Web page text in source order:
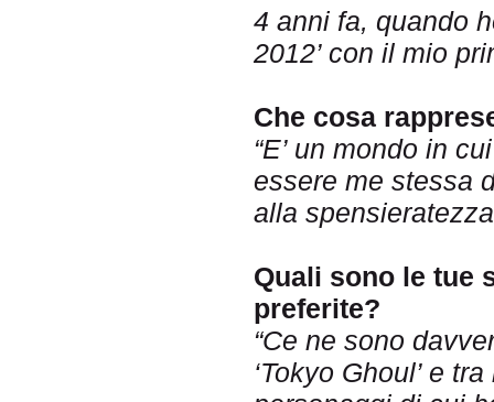
4 anni fa, quando
2012’ con il mio
Che cosa
“E’ un mondo in
essere me stessa
alla
Quali sono le tue
preferite?
“Ce ne sono
‘Tokyo Ghoul’ e